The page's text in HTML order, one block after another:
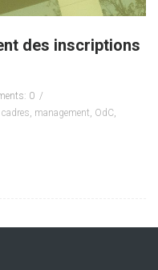
des inscriptions
0
cadres, management, OdC,